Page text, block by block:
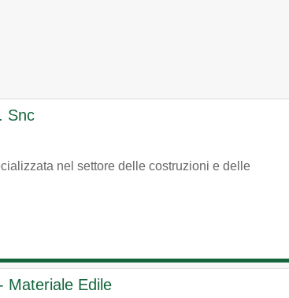
Snc
nel settore delle costruzioni e delle
Materiale Edile